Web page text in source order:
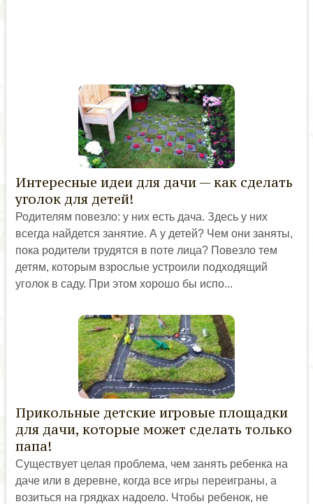
Интересные идеи для дачи — как сделать
уголок для детей!
Родителям повезло: у них есть дача. Здесь у них
всегда найдется занятие. А у детей? Чем они заняты,
пока родители трудятся в поте лица? Повезло тем
детям, которым взрослые устроили подходящий
уголок в саду. При этом хорошо бы испо...
Прикольные детские игровые площадки
для дачи, которые может сделать только
папа!
Существует целая проблема, чем занять ребенка на
даче или в деревне, когда все игры переиграны, а
возиться на грядках надоело. Чтобы ребенок, не